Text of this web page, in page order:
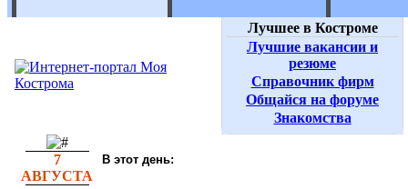
Лучшее в Костроме
Лучшие вакансии и
резюме
Справочник фирм
Общайся на форуме
Знакомства
7
АВГУСТА
В этот день: